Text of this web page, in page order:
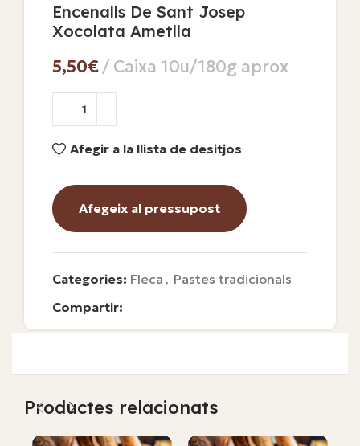
Encenalls De Sant Josep
Xocolata Ametlla
€
Afegir a la llista de desitjos
Afegeix al pressupost
Categories: Fleca , Pastes tradicionals
Compartir:
Productes relacionats